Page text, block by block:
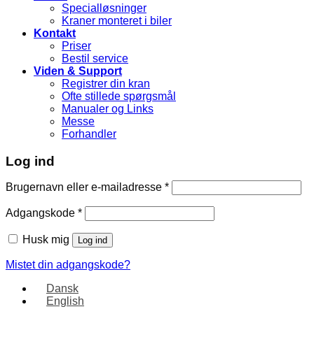
Specialløsninger
Kraner monteret i biler
Kontakt
Priser
Bestil service
Viden & Support
Registrer din kran
Ofte stillede spørgsmål
Manualer og Links
Messe
Forhandler
Log ind
Brugernavn eller e-mailadresse *
Adgangskode *
Husk mig Log ind
Mistet din adgangskode?
Dansk
English